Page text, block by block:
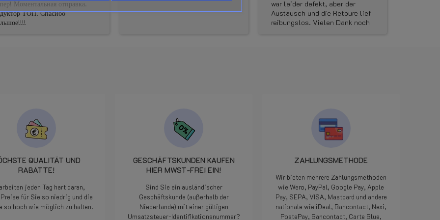
Wird im Checkout berechnet und ist dort sichtbar. (Abhängig von Gesamtgewich
Моментальная отправка.
ТОП. Спасибо
war leider defekt, aber der
Austausch und die Retoure lief
reibungslos. Vielen Dank noch
QUALITÄT UND
RABATTE!
jeden Tag hart daran,
für Sie so niedrig und die
so hoch wie möglich zu halten.
GESCHÄFTSKUNDEN KAUFEN
HIER MWST-FREI EIN!
Sind Sie ein ausländischer
Geschäftskunde (außerhalb der
Niederlande) mit einer gültigen
Umsatzsteuer-Identifikationsnummer?
ZAHLUNGSMETHODE
Wir bieten mehrere Zahlungsmethoden
wie Wero, PayPal, Google Pay, Apple
Pay, SEPA, VISA, Mastcard und andere
nationale wie iDeal, Bancontact, Nexi,
PostePay, Bancontact, Carte Blue,